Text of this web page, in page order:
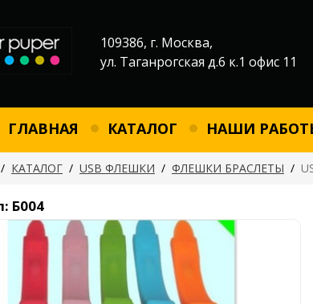
109386, г. Москва,
ул. Таганрогская д.6 к.1 офис 11
ГЛАВНАЯ КАТАЛОГ НАШИ
/ КАТАЛОГ / USB ФЛЕШКИ / ФЛЕШКИ БРАСЛЕТЫ /
Б004